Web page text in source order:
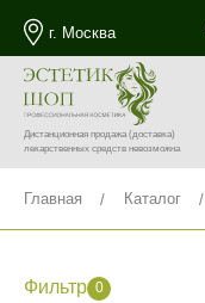
г. Москва
Дистанционная продажа(доставка)
лекарственных средств невозможна
Главная Каталог
Фильтр 0